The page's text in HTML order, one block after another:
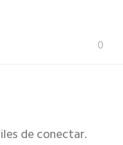
0
de conectar.